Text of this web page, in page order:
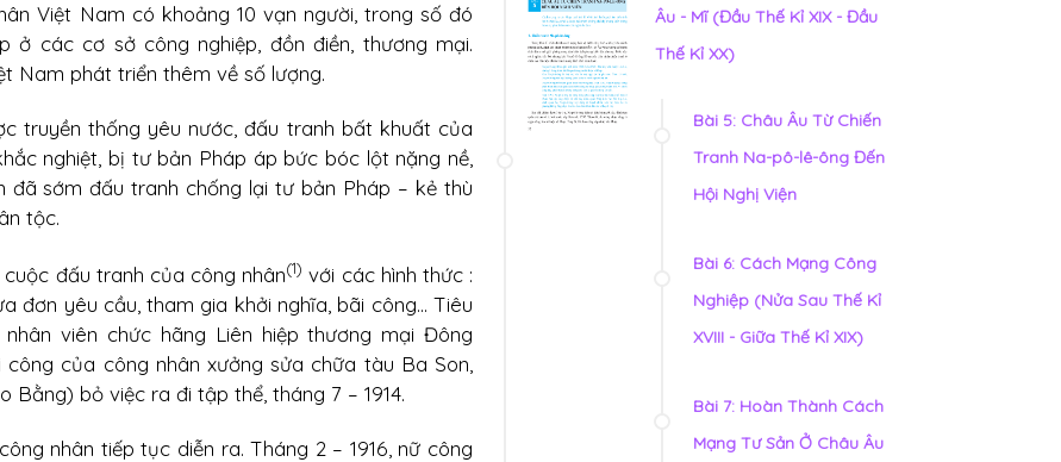
Việt Nam có khoảng 10 vạn người, trong số đó
ở các cơ sở công nghiệp, đồn điền, thương mại.
Nam phát triển thêm về số lượng.
truyền thống yêu nước, đấu tranh bất khuất của
nghiệt, bị tư bản Pháp áp bức bóc lột nặng nề,
sớm đấu tranh chống lại tư bản Pháp – kẻ thù
tộc.
đấu tranh của công nhân(1) với các hình thức :
đơn yêu cầu, tham gia khởi nghĩa, bãi công... Tiêu
viên chức hãng Liên hiệp thương mại Đông
của công nhân xưởng sửa chữa tàu Ba Son,
Bằng) bỏ việc ra đi tập thể, tháng 7 – 1914.
nhân tiếp tục diễn ra. Tháng 2 – 1916, nữ công
Âu - Mĩ (Đầu Thế Kỉ XIX - Đầu
Thế Kỉ XX)
Bài 5: Châu Âu Từ Chiến
Tranh Na-pô-lê-ông Đến
Hội Nghị Viện
Bài 6: Cách Mạng Công
Nghiệp (Nửa Sau Thế Kỉ
XVIII - Giữa Thế Kỉ XIX)
Bài 7: Hoàn Thành Cách
Mạng Tư Sản Ở Châu Âu